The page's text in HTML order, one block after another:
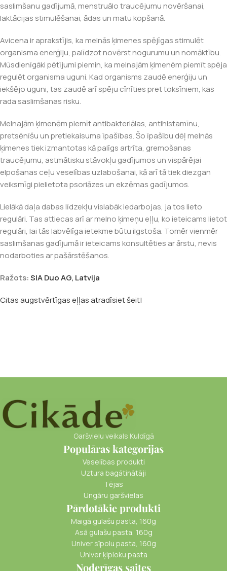
saslimšanu gadījumā, menstruālo traucējumu novēršanai,
laktācijas stimulēšanai, ādas un matu kopšanā.
Avicena ir aprakstījis, ka melnās ķimenes spējīgas stimulēt
organisma enerģiju, palīdzot novērst nogurumu un nomāktību.
Mūsdienīgāki pētījumi piemin, ka melnajām ķimenēm piemīt spēja
regulēt organisma uguni. Kad organisms zaudē enerģiju un
iekšējo uguni, tas zaudē arī spēju cīnīties pret toksīniem, kas
rada saslimšanas risku.
Melnajām ķimenēm piemīt antibakteriālas, antihistamīnu,
pretsēnīšu un pretiekaisuma īpašības. Šo īpašību dēļ melnās
ķimenes tiek izmantotas kā palīgs artrīta, gremošanas
traucējumu, astmātisku stāvokļu gadījumos un vispārējai
elpošanas ceļu veselības uzlabošanai, kā arī tā tiek diezgan
veiksmīgi pielietota psoriāzes un ekzēmas gadījumos.
Lielākā daļa dabas līdzekļu vislabāk iedarbojas, ja tos lieto
regulāri. Tas attiecas arī ar melno ķimeņu eļļu, ko ieteicams lietot
regulāri, lai tās labvēlīga ietekme būtu ilgstoša. Tomēr vienmēr
saslimšanas gadījumā ir ieteicams konsultēties ar ārstu, nevis
nodarboties ar pašārstēšanos.
Ražots:SIA Duo AG, Latvija
Citas augstvērtīgas eļļas atradīsiet šeit!
Garšvielu veikals Kuldīgā
Populāras kategorijas
Veselības produkti
Uztura bagātinātāji
Tējas
Ungāru garšvielas
Pārdotākie produkti
Maigā gulašu pasta, 160g
Asā gulašu pasta, 160g
Univer sīpolu pasta, 160g
Univer ķiploku pasta
Noderīgas saites